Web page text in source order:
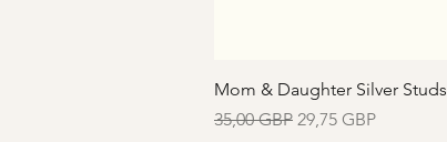
Vista rápida
Mom & Daughter Silver Studs
Precio
35,00 GBP Precio de oferta
29,75 GBP